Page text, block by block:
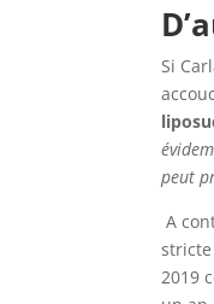
Si
peut
A
2019